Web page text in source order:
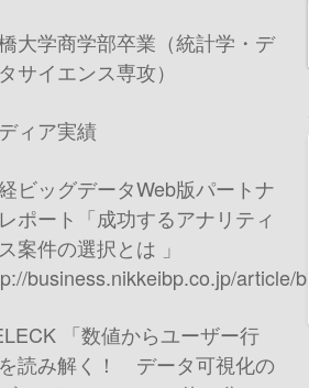
大学商学部卒業（統計学・デ
サイエンス専攻）
ィア実績
ビッグデータWeb版パートナ
ポート「成功するアナリティ
案件の選択とは 」
business.nikkeibp.co.jp/article/
「数値からユーザー行
読み解く！ データ可視化の